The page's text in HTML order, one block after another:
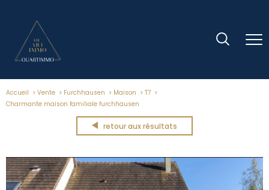
Accueil Vente Furchhausen Maison
T7
Charmante maison familiale furchhausen
retour aux résultats